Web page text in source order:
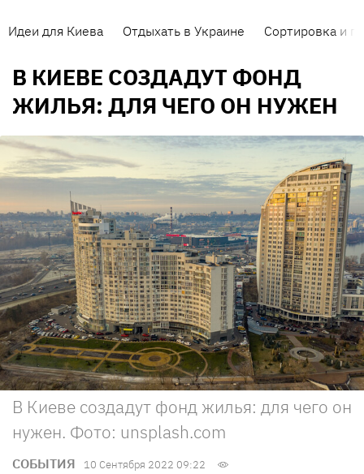
Идеи для Киева Отдыхать в Украине Сортировка и
В КИЕВЕ СОЗДАДУТ ФОНД
ЖИЛЬЯ: ДЛЯ ЧЕГО ОН НУЖЕН
В Киеве создадут фонд жилья: для чего он
нужен. Фото: unsplash.com
СОБЫТИЯ 10 Сентября 2022 09:22